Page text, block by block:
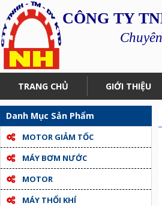
CÔNG TY
TRANG CHỦ GIỚI THIỆU
Danh Mục Sản Phẩm
MOTOR GIẢM TỐC
MÁY BƠM NƯỚC
MOTOR
MÁY THỔI KHÍ